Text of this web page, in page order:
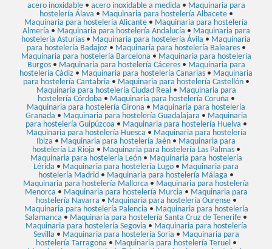
acero inoxidable• acero inoxidable a medida • Maquinaria para
hostelería Álava • Maquinaria para hostelería Albacete•
Maquinaria para hostelería Alicante • Maquinaria para hostelería
Almería • Maquinaria para hostelería Andalucía • Maquinaria para
hostelería Asturias • Maquinaria para hostelería Ávila • Maquinaria
para hostelería Badajoz • Maquinaria para hostelería Baleares•
Maquinaria para hostelería Barcelona • Maquinaria para hostelería
Burgos• Maquinaria para hostelería Cáceres• Maquinaria para
hostelería Cádiz • Maquinaria para hostelería Canarias • Maquinaria
para hostelería Cantabria • Maquinaria para hostelería Castellón•
Maquinaria para hostelería Ciudad Real • Maquinaria para
hostelería Córdoba • Maquinaria para hostelería Coruña •
Maquinaria para hostelería Girona • Maquinaria para hostelería
Granada • Maquinaria para hostelería Guadalajara • Maquinaria
para hostelería Guipúzcoa • Maquinaria para hostelería Huelva •
Maquinaria para hostelería Huesca • Maquinaria para hostelería
Ibiza • Maquinaria para hostelería Jaén • Maquinaria para
hostelería La Rioja • Maquinaria para hostelería Las Palmas•
Maquinaria para hostelería León• Maquinaria para hostelería
Lérida • Maquinaria para hostelería Lugo • Maquinaria para
hostelería Madrid • Maquinaria para hostelería Málaga •
Maquinaria para hostelería Mallorca • Maquinaria para hostelería
Menorca • Maquinaria para hostelería Murcia • Maquinaria para
hostelería Navarra • Maquinaria para hostelería Ourense•
Maquinaria para hostelería Palencia • Maquinaria para hostelería
Salamanca • Maquinaria para hostelería Santa Cruz de Tenerife •
Maquinaria para hostelería Segovia • Maquinaria para hostelería
Sevilla • Maquinaria para hostelería Soria • Maquinaria para
hostelería Tarragona • Maquinaria para hostelería Teruel •